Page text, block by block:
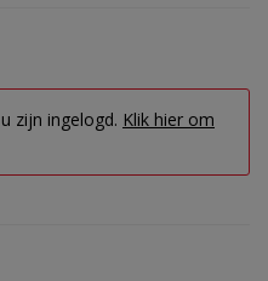
zijn ingelogd. Klik hier om